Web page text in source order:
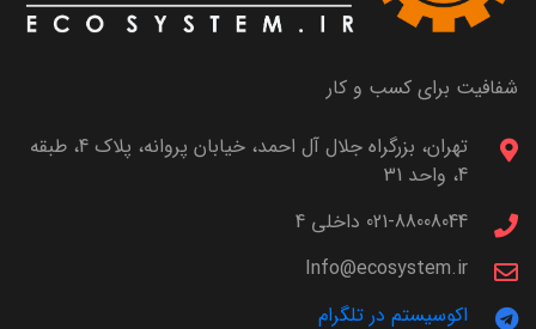
شفافیت برای کسب و کار
تهران، بزرگراه جلال آل احمد، خیابان پروانه، پلاک 4، طبقه
4، واحد 31
021-88008044 داخلی 4
Info@ecosystem.ir
اکوسیستم در تلگرام